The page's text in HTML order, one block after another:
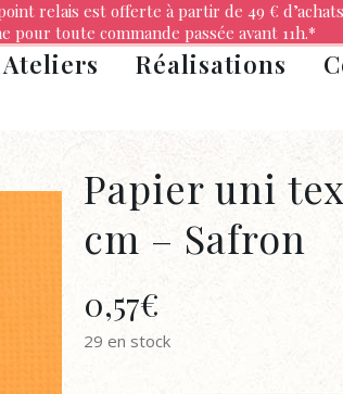
Ateliers Réalisations
Papier uni
cm – Safron
0,57€
29 en stock
relais est offerte à partir de 49 €
pour toute commande passée avant 11h.*